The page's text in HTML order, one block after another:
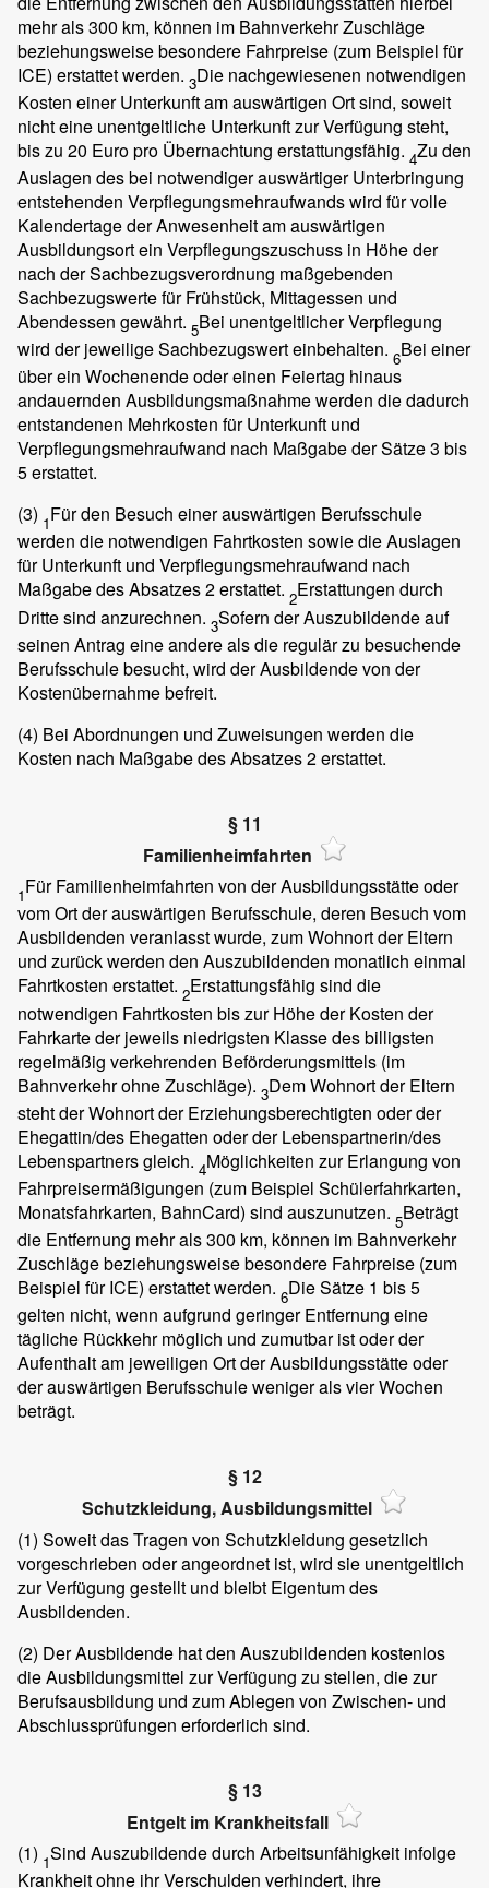
mehr als 300 km, können im Bahnverkehr Zuschläge
beziehungsweise besondere Fahrpreise (zum Beispiel für
ICE) erstattet werden. 3Die nachgewiesenen notwendigen
Kosten einer Unterkunft am auswärtigen Ort sind, soweit
nicht eine unentgeltliche Unterkunft zur Verfügung steht,
bis zu 20 Euro pro Übernachtung erstattungsfähig. 4Zu den
Auslagen des bei notwendiger auswärtiger Unterbringung
entstehenden Verpflegungsmehraufwands wird für volle
Kalendertage der Anwesenheit am auswärtigen
Ausbildungsort ein Verpflegungszuschuss in Höhe der
nach der Sachbezugsverordnung maßgebenden
Sachbezugswerte für Frühstück, Mittagessen und
Abendessen gewährt. 5Bei unentgeltlicher Verpflegung
wird der jeweilige Sachbezugswert einbehalten. 6Bei einer
über ein Wochenende oder einen Feiertag hinaus
andauernden Ausbildungsmaßnahme werden die dadurch
entstandenen Mehrkosten für Unterkunft und
Verpflegungsmehraufwand nach Maßgabe der Sätze 3 bis
5 erstattet.
(3) 1Für den Besuch einer auswärtigen Berufsschule
werden die notwendigen Fahrtkosten sowie die Auslagen
für Unterkunft und Verpflegungsmehraufwand nach
Maßgabe des Absatzes 2 erstattet. 2Erstattungen durch
Dritte sind anzurechnen. 3Sofern der Auszubildende auf
seinen Antrag eine andere als die regulär zu besuchende
Berufsschule besucht, wird der Ausbildende von der
Kostenübernahme befreit.
(4) Bei Abordnungen und Zuweisungen werden die
Kosten nach Maßgabe des Absatzes 2 erstattet.
§ 11
Familienheimfahrten
1Für Familienheimfahrten von der Ausbildungsstätte oder
vom Ort der auswärtigen Berufsschule, deren Besuch vom
Ausbildenden veranlasst wurde, zum Wohnort der Eltern
und zurück werden den Auszubildenden monatlich einmal
Fahrtkosten erstattet. 2Erstattungsfähig sind die
notwendigen Fahrtkosten bis zur Höhe der Kosten der
Fahrkarte der jeweils niedrigsten Klasse des billigsten
regelmäßig verkehrenden Beförderungsmittels (im
Bahnverkehr ohne Zuschläge). 3Dem Wohnort der Eltern
steht der Wohnort der Erziehungsberechtigten oder der
Ehegattin/des Ehegatten oder der Lebenspartnerin/des
Lebenspartners gleich. 4Möglichkeiten zur Erlangung von
Fahrpreisermäßigungen (zum Beispiel Schülerfahrkarten,
Monatsfahrkarten, BahnCard) sind auszunutzen. 5Beträgt
die Entfernung mehr als 300 km, können im Bahnverkehr
Zuschläge beziehungsweise besondere Fahrpreise (zum
Beispiel für ICE) erstattet werden. 6Die Sätze 1 bis 5
gelten nicht, wenn aufgrund geringer Entfernung eine
tägliche Rückkehr möglich und zumutbar ist oder der
Aufenthalt am jeweiligen Ort der Ausbildungsstätte oder
der auswärtigen Berufsschule weniger als vier Wochen
beträgt.
§ 12
Schutzkleidung, Ausbildungsmittel
(1) Soweit das Tragen von Schutzkleidung gesetzlich
vorgeschrieben oder angeordnet ist, wird sie unentgeltlich
zur Verfügung gestellt und bleibt Eigentum des
Ausbildenden.
(2) Der Ausbildende hat den Auszubildenden kostenlos
die Ausbildungsmittel zur Verfügung zu stellen, die zur
Berufsausbildung und zum Ablegen von Zwischen- und
Abschlussprüfungen erforderlich sind.
§ 13
Entgelt im Krankheitsfall
(1) 1Sind Auszubildende durch Arbeitsunfähigkeit infolge
Krankheit ohne ihr Verschulden verhindert, ihre